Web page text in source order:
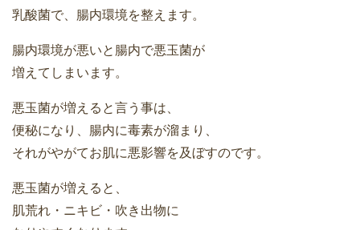
乳酸菌で、腸内環境を整えます。
腸内環境が悪いと腸内で悪玉菌が
増えてしまいます。
悪玉菌が増えると言う事は、
便秘になり、腸内に毒素が溜まり、
それがやがてお肌に悪影響を及ぼすのです。
悪玉菌が増えると、
肌荒れ・ニキビ・吹き出物に